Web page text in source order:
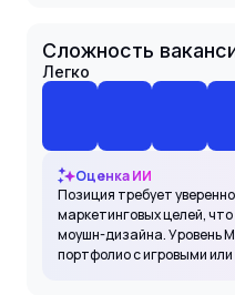
Сложность
Легко
Оценка ИИ
Позиция требует
маркетинговых целей,
моушн-дизайна. Уровень
портфолио с игровыми